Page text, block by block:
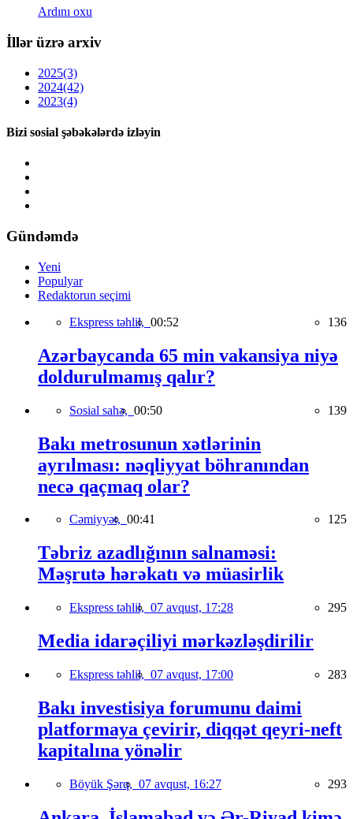
Ardını oxu
İllər üzrə arxiv
2025(3)
2024(42)
2023(4)
Bizi sosial şəbəkələrdə izləyin
Gündəmdə
Yeni
Populyar
Redaktorun seçimi
Ekspress təhlil, 00:52 136
Azərbaycanda 65 min vakansiya niyə
doldurulmamış qalır?
Sosial sahə, 00:50 139
Bakı metrosunun xətlərinin
ayrılması: nəqliyyat böhranından
necə qaçmaq olar?
Cəmiyyət, 00:41 125
Təbriz azadlığının salnaməsi:
Məşrutə hərəkatı və müasirlik
Ekspress təhlil, 07 avqust, 17:28 295
Media idarəçiliyi mərkəzləşdirilir
Ekspress təhlil, 07 avqust, 17:00 283
Bakı investisiya forumunu daimi
platformaya çevirir, diqqət qeyri-neft
kapitalına yönəlir
Böyük Şərq, 07 avqust, 16:27 293